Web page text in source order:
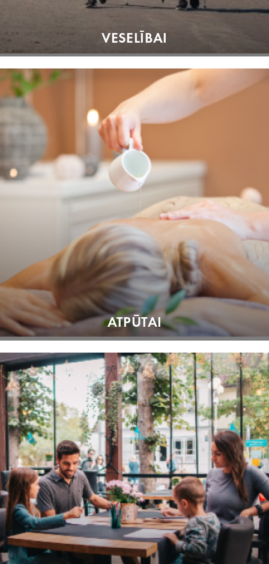
VESELĪBAI
ATPŪTAI